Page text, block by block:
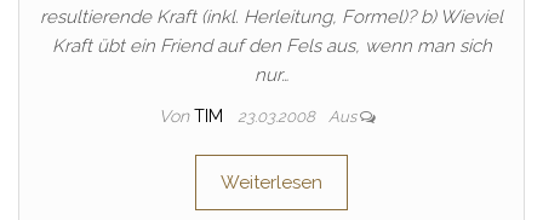
resultierende Kraft (inkl. Herleitung, Formel)? b) Wieviel
Kraft übt ein Friend auf den Fels aus, wenn man sich
nur…
Von TIM 23.03.2008 Aus
Weiterlesen